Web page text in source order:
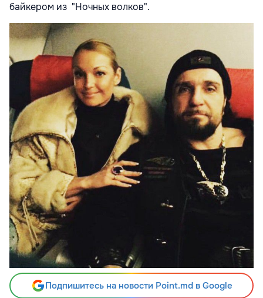
байкером из "Ночных волков".
Подпишитесь на новости Point.md в Google